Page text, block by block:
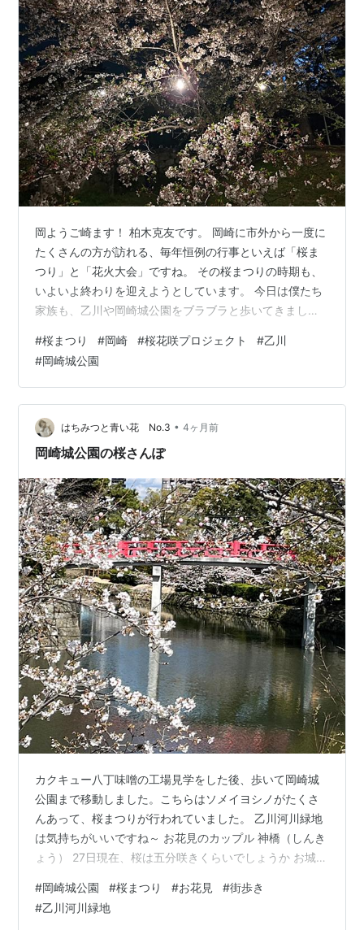
岡ようご崎ます！ 柏木克友です。 岡崎に市外から一度に
たくさんの方が訪れる、毎年恒例の行事といえば「桜ま
つり」と「花火大会」ですね。 その桜まつりの時期も、
いよいよ終わりを迎えようとしています。 今日は僕たち
家族も、乙川や岡崎城公園をブラブラと歩いてきまし
崎は桜の名所として全国的にも有名ですが、実は近年、
大きな課題を抱えています。 それは、桜の木の高齢化で
す。 花のボリュームが減ってしまったり、木自体が枯れ
て本数が少なくなってしまったり…… その事実を詳しく
聞く前から、どこかで見慣れた景色に「あれ？」と変化
を感じてはいたのですが、やはりそう…
#桜まつり #岡崎 #桜花咲プロジェクト #乙川
#岡崎城公園
はちみつと青い花 No.3 • 4ヶ月前
岡崎城公園の桜さんぽ
カクキュー八丁味噌の工場見学をした後、歩いて岡崎城
公園まで移動しました。こちらはソメイヨシノがたくさ
んあって、桜まつりが行われていました。 乙川河川緑地
は気持ちがいいですね～ お花見のカップル 神橋（しんき
ょう） 27日現在、桜は五分咲きくらいでしょうか お城の
東照宮龍城神社岡崎城は徳川家康が生まれた城 隣の龍城
神社は家康を祭神として、本多忠勝を祀っています 城の
#岡崎城公園 #桜まつり #お花見 #街歩き
#乙川河川緑地